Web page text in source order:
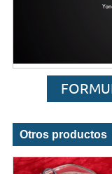
Otros productos